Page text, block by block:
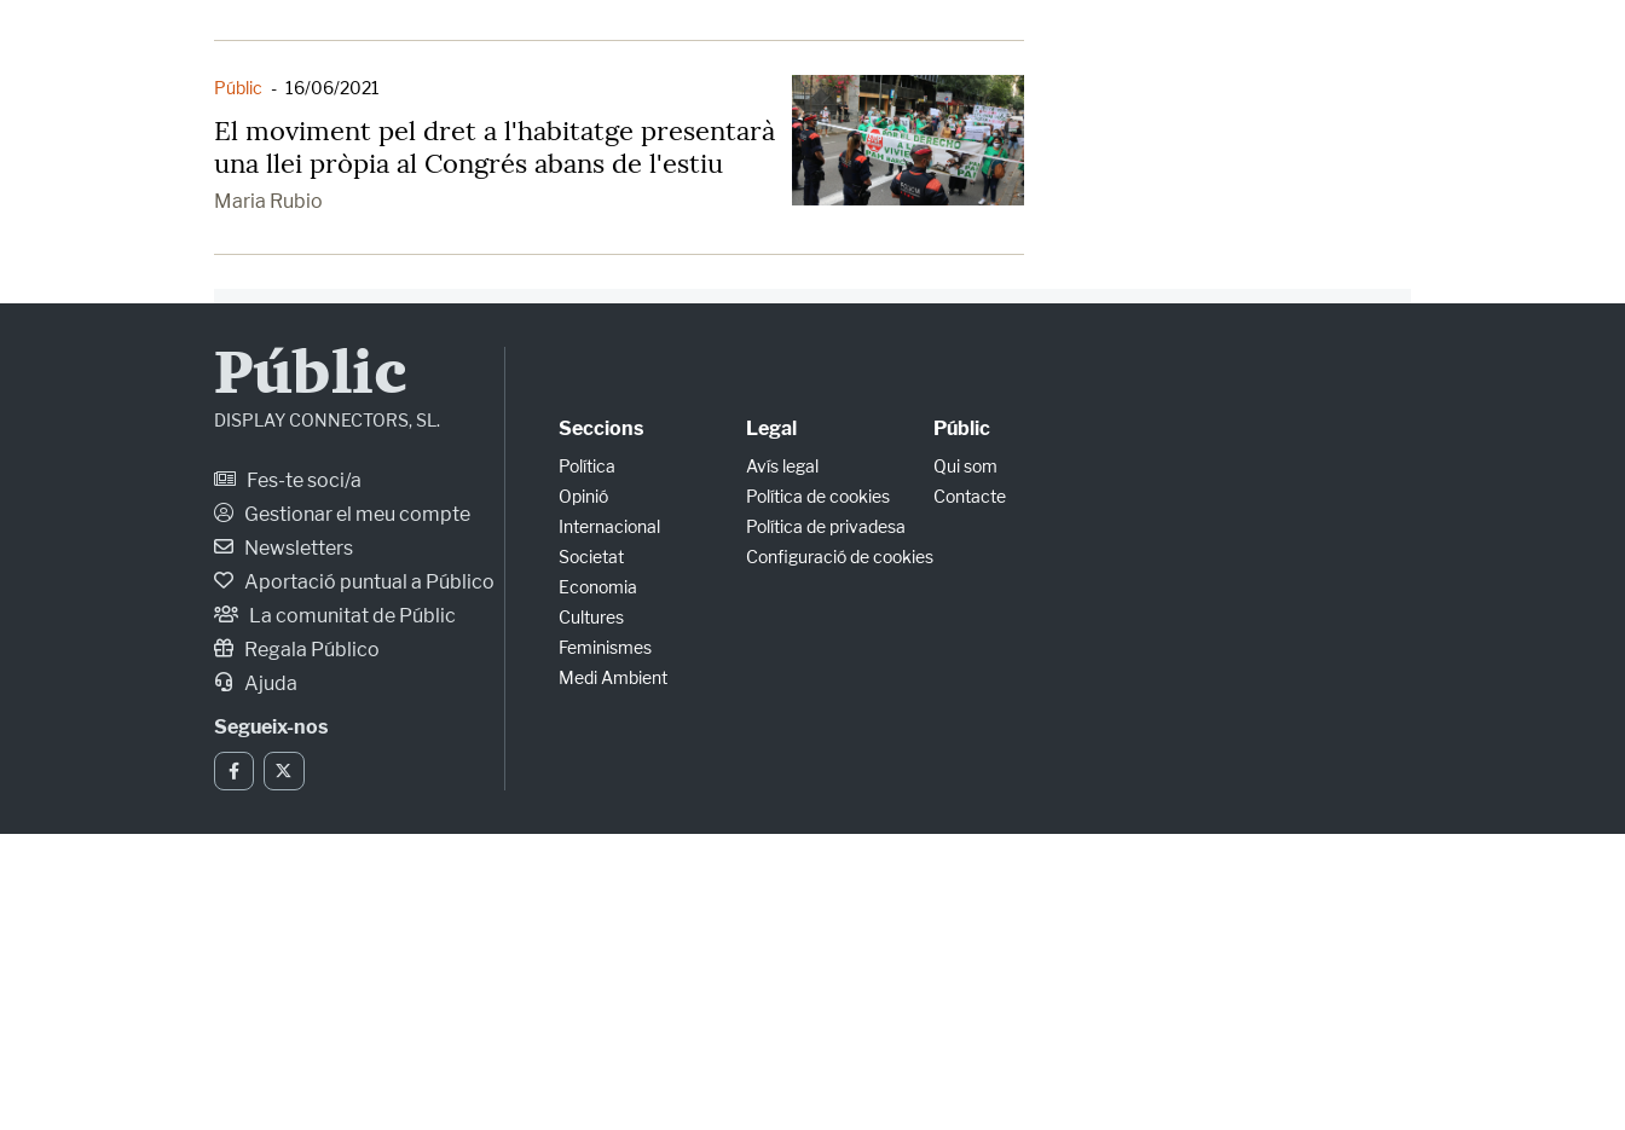
Públic - 16/06/2021
El moviment pel dret a l'habitatge presentarà
una llei pròpia al Congrés abans de l'estiu
Maria Rubio
Públic
DISPLAY CONNECTORS, SL.
Fes-te soci/a
Gestionar el meu compte
Newsletters
Aportació puntual a Público
La comunitat de Públic
Regala Público
Ajuda
Segueix-nos
Seccions
Política
Opinió
Internacional
Societat
Economia
Cultures
Feminismes
Medi Ambient
Legal
Avís legal
Política de cookies
Política de privadesa
Configuració de cookies
Públic
Qui som
Contacte